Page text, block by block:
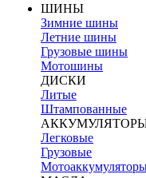
ШИНЫ
Зимние шины
Летние шины
Грузовые шины
Мотошины
ДИСКИ
Литые
Штампованные
Легковые
Грузовые